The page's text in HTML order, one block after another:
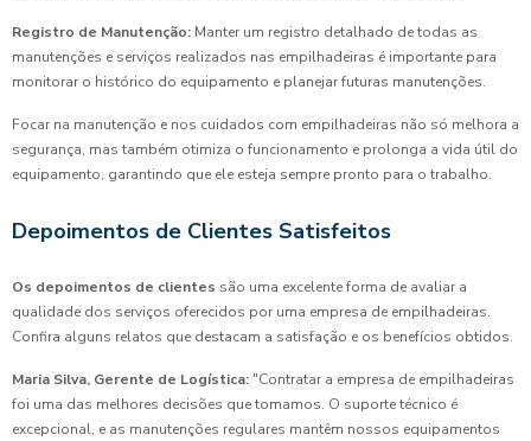
Registro de Manutenção: Manter um registro detalhado de todas as
manutenções e serviços realizados nas empilhadeiras é importante para
monitorar o histórico do equipamento e planejar futuras manutenções.
Focar na manutenção e nos cuidados com empilhadeiras não só melhora a
segurança, mas também otimiza o funcionamento e prolonga a vida útil do
equipamento, garantindo que ele esteja sempre pronto para o trabalho.
Depoimentos de Clientes Satisfeitos
Os depoimentos de clientes são uma excelente forma de avaliar a
qualidade dos serviços oferecidos por uma empresa de empilhadeiras.
Confira alguns relatos que destacam a satisfação e os benefícios obtidos.
Maria Silva, Gerente de Logística: "Contratar a empresa de empilhadeiras
foi uma das melhores decisões que tomamos. O suporte técnico é
excepcional, e as manutenções regulares mantêm nossos equipamentos